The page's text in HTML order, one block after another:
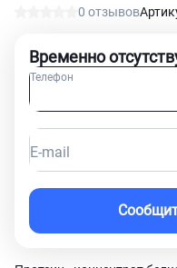
0 отзывов
Временно
Телефон
E-mail